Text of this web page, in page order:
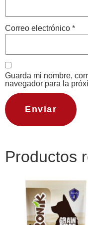
Correo electrónico *
Guarda mi nombre,
navegador para la
Productos